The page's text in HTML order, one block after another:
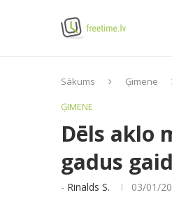
Sākums Ģimene
ĢIMENE
Dēls aklo
gadus
- Rinalds S. 03/01/